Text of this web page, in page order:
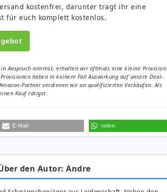
kostenfrei, darunter tragt ihr eine
für euch komplett kostenlos.
Anspruch nimmst, erhalten wir oftmals eine kleine
haben in keinem Fall Auswirkung auf unsere Deal-
Partner verdienen wir an qualifizierten Verkäufen. Als
Kauf tätigst.
E-Mail teilen
den Autor: Andre